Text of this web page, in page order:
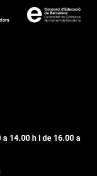
a 14.00 h i de 16.00 a